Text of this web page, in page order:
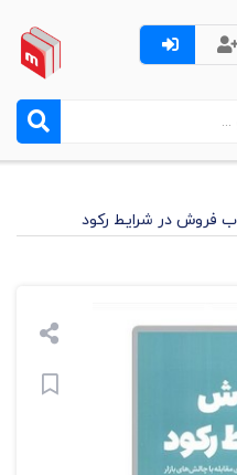
فروش در شرایط رکود